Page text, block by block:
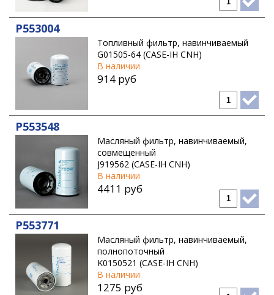
P553004
Топливный фильтр, навинчиваемый
G01505-64 (CASE-IH CNH)
В наличии
914 руб
P553548
Масляный фильтр, навинчиваемый,
совмещенный
J919562 (CASE-IH CNH)
В наличии
4411 руб
P553771
Масляный фильтр, навинчиваемый,
полнопоточный
K0150521 (CASE-IH CNH)
В наличии
1275 руб